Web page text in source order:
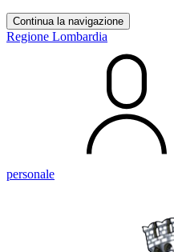
Continua la navigazione
Regione Lombardia
personale